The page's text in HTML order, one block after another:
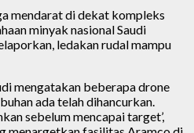
mendarat di dekat kompleks
minyak nasional Saudi
ledakan rudal mampu
mengatakan beberapa drone
ada telah dihancurkan.
sebelum mencapai target’,